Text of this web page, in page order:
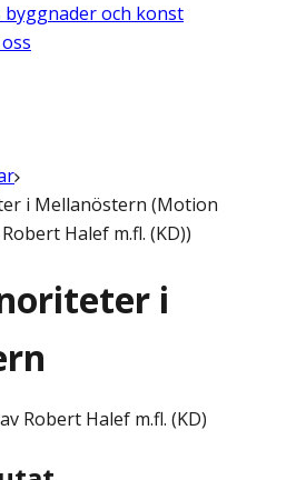
byggnader och konst
i Mellanöstern (Motion
Halef m.fl. (KD))
i
Robert Halef m.fl. (KD)